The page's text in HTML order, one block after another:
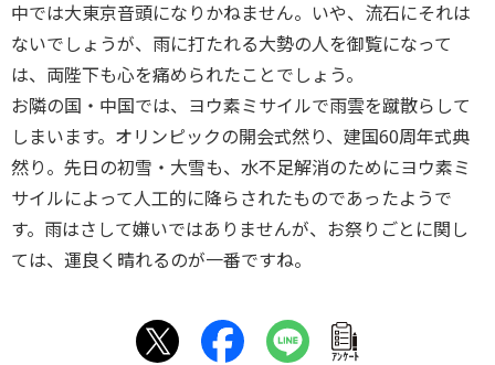
中では大東京音頭になりかねません。いや、流石にそれは
ないでしょうが、雨に打たれる大勢の人を御覧になって
は、両陛下も心を痛められたことでしょう。
お隣の国・中国では、ヨウ素ミサイルで雨雲を蹴散らして
しまいます。オリンピックの開会式然り、建国60周年式典
然り。先日の初雪・大雪も、水不足解消のためにヨウ素ミ
サイルによって人工的に降らされたものであったようで
す。雨はさして嫌いではありませんが、お祭りごとに関し
ては、運良く晴れるのが一番ですね。
ｱﾝｹｰﾄ